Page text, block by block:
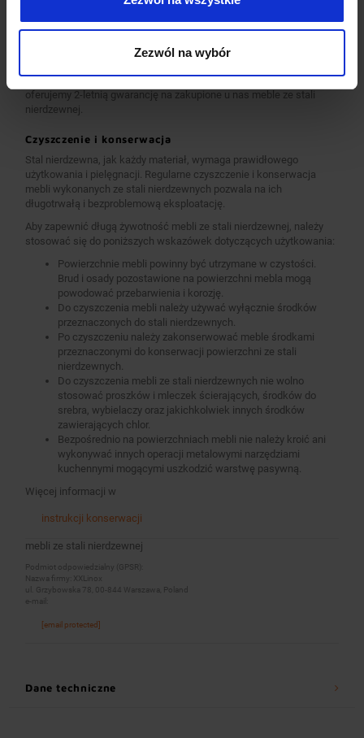
Zezwól na wybór
kwasówki AISI 304. Wszystkie nasze meble mogą być również w
zostały podane każdorazowo przy meblu.
Jesteśmy pewni jakości naszych produktów, dlatego w standardzie
oferujemy 2-letnią gwarancję na zakupione u nas meble ze stali
nierdzewnej.
Czyszczenie i konserwacja
Stal nierdzewna, jak każdy materiał, wymaga prawidłowego
użytkowania i pielęgnacji. Regularne czyszczenie i konserwacja
mebli wykonanych ze stali nierdzewnych pozwala na ich
długotrwałą i bezproblemową eksploatację.
Aby zapewnić długą żywotność mebli ze stali nierdzewnej, należy
stosować się do poniższych wskazówek dotyczących użytkowania:
Powierzchnie mebli powinny być utrzymane w czystości.
Brud i osady pozostawione na powierzchni mebla mogą
powodować przebarwienia i korozję.
Do czyszczenia mebli należy używać wyłącznie środków
przeznaczonych do stali nierdzewnych.
Po czyszczeniu należy zakonserwować meble środkami
przeznaczonymi do konserwacji powierzchni ze stali
nierdzewnych.
Do czyszczenia mebli ze stali nierdzewnych nie wolno
stosować proszków i mleczek ścierających, środków do
srebra, wybielaczy oraz jakichkolwiek innych środków
zawierających chlor.
Bezpośrednio na powierzchniach mebli nie należy kroić ani
wykonywać innych operacji metalowymi narzędziami
kuchennymi mogącymi uszkodzić warstwę pasywną.
Więcej informacji w
instrukcji konserwacji
mebli ze stali nierdzewnej
Podmiot odpowiedzialny (GPSR):
Nazwa firmy: XXLinox
ul. Grzybowska 78, 00-844 Warszawa, Poland
e-mail:
[email protected]
Dane techniczne